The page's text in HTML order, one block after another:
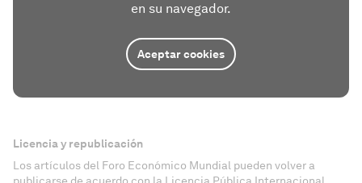
en su navegador.
Aceptar cookies
Licencia y republicación
Los artículos del Foro Económico Mundial pueden volver a